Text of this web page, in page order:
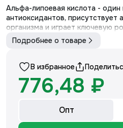
Альфа-липоевая кислота -
антиоксидантов, присутствует
организма и играет ключевую
Подробнее о товаре
В избранное
776,48 ₽
Опт